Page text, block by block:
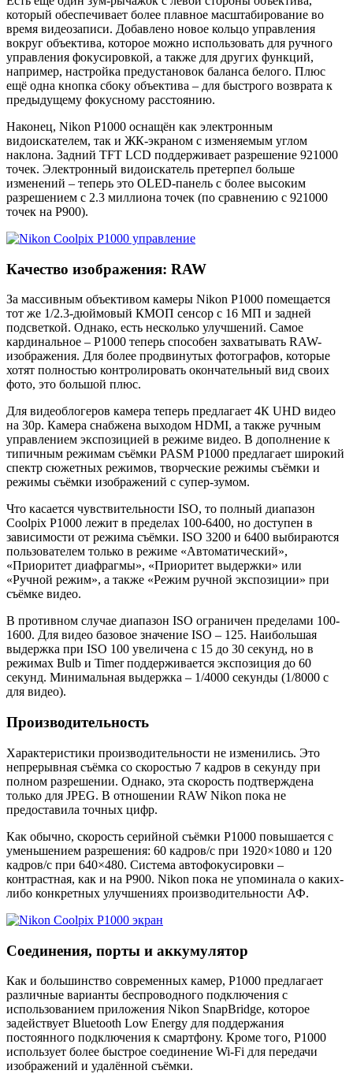
который обеспечивает более плавное масштабирование во
время видеозаписи. Добавлено новое кольцо управления
вокруг объектива, которое можно использовать для ручного
управления фокусировкой, а также для других функций,
например, настройка предустановок баланса белого. Плюс
ещё одна кнопка сбоку объектива – для быстрого возврата к
предыдущему фокусному расстоянию.
Наконец, Nikon P1000 оснащён как электронным
видоискателем, так и ЖК-экраном с изменяемым углом
наклона. Задний TFT LCD поддерживает разрешение 921000
точек. Электронный видоискатель претерпел больше
изменений – теперь это OLED-панель с более высоким
разрешением с 2.3 миллиона точек (по сравнению с 921000
точек на P900).
Качество изображения: RAW
За массивным объективом камеры Nikon P1000 помещается
тот же 1/2.3-дюймовый КМОП сенсор с 16 МП и задней
подсветкой. Однако, есть несколько улучшений. Самое
кардинальное – P1000 теперь способен захватывать RAW-
изображения. Для более продвинутых фотографов, которые
хотят полностью контролировать окончательный вид своих
фото, это большой плюс.
Для видеоблогеров камера теперь предлагает 4К UHD видео
на 30p. Камера снабжена выходом HDMI, а также ручным
управлением экспозицией в режиме видео. В дополнение к
типичным режимам съёмки PASM P1000 предлагает широкий
спектр сюжетных режимов, творческие режимы съёмки и
режимы съёмки изображений с супер-зумом.
Что касается чувствительности ISO, то полный диапазон
Coolpix P1000 лежит в пределах 100-6400, но доступен в
зависимости от режима съёмки. ISO 3200 и 6400 выбираются
пользователем только в режиме «Автоматический»,
«Приоритет диафрагмы», «Приоритет выдержки» или
«Ручной режим», а также «Режим ручной экспозиции» при
съёмке видео.
В противном случае диапазон ISO ограничен пределами 100-
1600. Для видео базовое значение ISO – 125. Наибольшая
выдержка при ISO 100 увеличена с 15 до 30 секунд, но в
режимах Bulb и Timer поддерживается экспозиция до 60
секунд. Минимальная выдержка – 1/4000 секунды (1/8000 с
для видео).
Производительность
Характеристики производительности не изменились. Это
непрерывная съёмка со скоростью 7 кадров в секунду при
полном разрешении. Однако, эта скорость подтверждена
только для JPEG. В отношении RAW Nikon пока не
предоставила точных цифр.
Как обычно, скорость серийной съёмки P1000 повышается с
уменьшением разрешения: 60 кадров/с при 1920×1080 и 120
кадров/с при 640×480. Система автофокусировки –
контрастная, как и на P900. Nikon пока не упоминала о каких-
либо конкретных улучшениях производительности АФ.
Соединения, порты и аккумулятор
Как и большинство современных камер, P1000 предлагает
различные варианты беспроводного подключения с
использованием приложения Nikon SnapBridge, которое
задействует Bluetooth Low Energy для поддержания
постоянного подключения к смартфону. Кроме того, P1000
использует более быстрое соединение Wi-Fi для передачи
изображений и удалённой съёмки.